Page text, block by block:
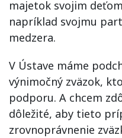
majetok svojim
napríklad svojmu
medzera.
V Ústave máme
výnimočný zväzok,
podporu. A chcem
dôležité, aby tieto
zrovnoprávnenie